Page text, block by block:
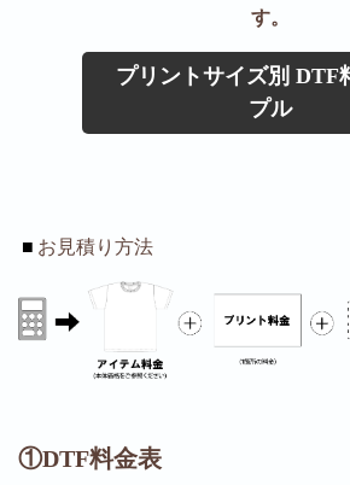
す。
プリントサイズ別 DTF
プル
■ お見積り方法
①DTF料金表